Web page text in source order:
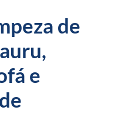
de
e